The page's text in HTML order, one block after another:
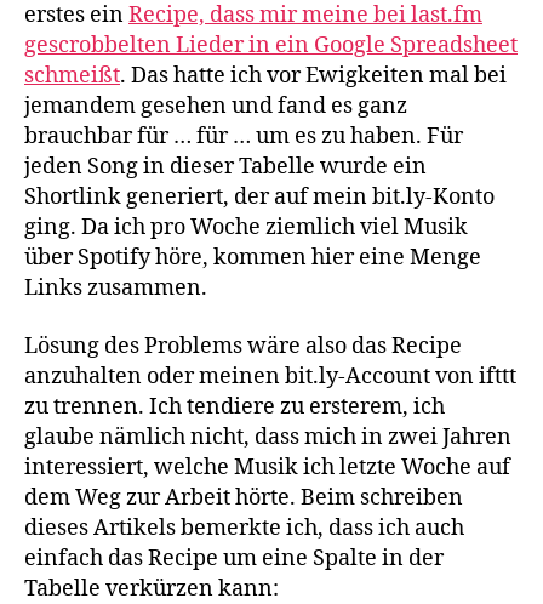
erstes einRecipe, dass mir meine bei last.fm
gescrobbelten Lieder in ein Google Spreadsheet
schmeißt. Das hatte ich vor Ewigkeiten mal bei
jemandem gesehen und fand es ganz
brauchbar für … für … um es zu haben. Für
jeden Song in dieser Tabelle wurde ein
Shortlink generiert, der auf mein bit.ly-Konto
ging. Da ich pro Woche ziemlich viel Musik
über Spotify höre, kommen hier eine Menge
Links zusammen.
Lösung des Problems wäre also das Recipe
anzuhalten oder meinen bit.ly-Account von ifttt
zu trennen. Ich tendiere zu ersterem, ich
glaube nämlich nicht, dass mich in zwei Jahren
interessiert, welche Musik ich letzte Woche auf
dem Weg zur Arbeit hörte. Beim schreiben
dieses Artikels bemerkte ich, dass ich auch
einfach das Recipe um eine Spalte in der
Tabelle verkürzen kann: